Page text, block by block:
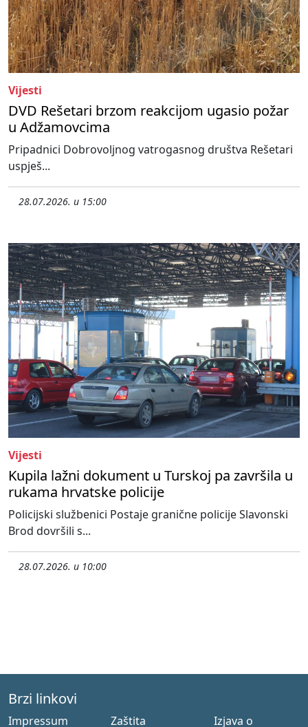
Vijesti
DVD Rešetari brzom reakcijom ugasio požar
u Adžamovcima
Pripadnici Dobrovoljnog vatrogasnog društva Rešetari
uspješ...
28.07.2026. u 15:00
Vijesti
Kupila lažni dokument u Turskoj pa završila u
rukama hrvatske policije
Policijski službenici Postaje granične policije Slavonski
Brod dovršili s...
28.07.2026. u 10:00
Brzi linkovi
Impressum Zaštita Izjava o